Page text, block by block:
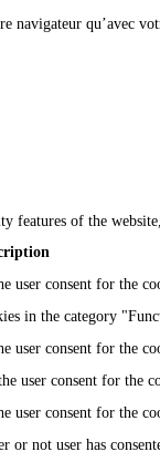
qu’avec
features of the
user consent for the
in the category
user consent for the
user consent for the
user consent for the
not user has